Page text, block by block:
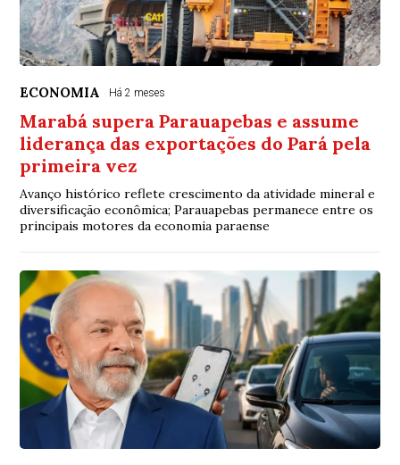
ECONOMIA Há 2 meses
Marabá supera Parauapebas e assume
liderança das exportações do Pará pela
primeira vez
Avanço histórico reflete crescimento da atividade mineral e
diversificação econômica; Parauapebas permanece entre os
principais motores da economia paraense